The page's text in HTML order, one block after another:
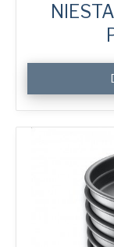
System
Trays
quantity